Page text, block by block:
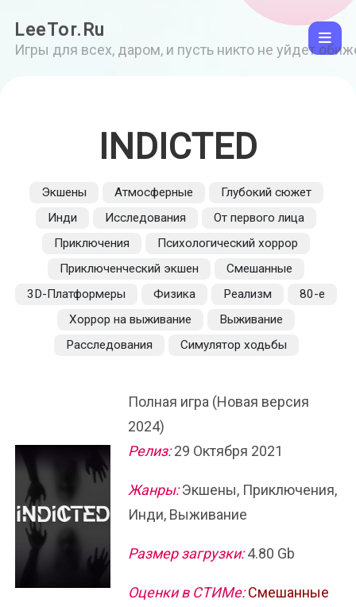
LeeTor.Ru
Игры для всех, даром, и пусть никто не уйдет
INDICTED
Экшены Атмосферные
Глубокий сюжет
Инди
Исследования
От первого лица
Приключения
Психологический хоррор
Приключенческий экшен
Смешанные
3D-Платформеры
Физика Реализм
80-е
Хоррор на выживание
Выживание
Расследования
Симулятор ходьбы
Полная игра (Новая версия
2024)
Релиз:29 Октября 2021
Жанры:Экшены, Приключения,
Инди, Выживание
Размер загрузки:4.80 Gb
Оценки в СТИМе: Смешанные